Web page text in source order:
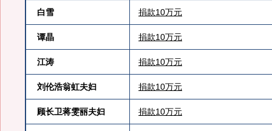
白雪 捐款10万元
谭晶 捐款10万元
江涛 捐款10万元
刘伦浩翁虹夫妇 捐款10万元
顾长卫蒋雯丽夫妇 捐款10万元